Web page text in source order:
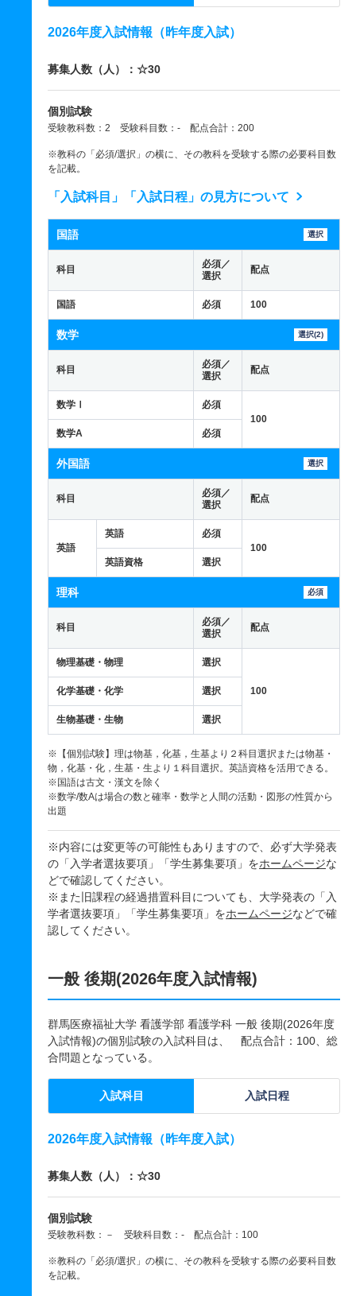
2026年度入試情報（昨年度入試）
募集人数（人）：☆30
個別試験
受験教科数：2 受験科目数：- 配点合計：200
※教科の「必須/選択」の横に、その教科を受験する際の必要科目数
を記載。
「入試科目」「入試日程」の見方について
国語 選択
科目
必須／
選択
配点
国語 必須 100
数学 選択(2)
科目
必須／
選択
配点
数学Ⅰ
必須
100
数学A
必須
外国語 選択
科目
必須／
選択
配点
英語
英語
必須
100
英語資格
選択
理科 必須
科目
必須／
選択
配点
物理基礎・物理 選択
100
化学基礎・化学 選択
生物基礎・生物 選択
※【個別試験】理は物基，化基，生基より２科目選択または物基・
物，化基・化，生基・生より１科目選択。英語資格を活用できる。
※国語は古文・漢文を除く
※数学/数Aは場合の数と確率・数学と人間の活動・図形の性質から
出題
※内容には変更等の可能性もありますので、必ず大学発表
の「入学者選抜要項」「学生募集要項」をホームページな
どで確認してください。
※また旧課程の経過措置科目についても、大学発表の「入
学者選抜要項」「学生募集要項」をホームページなどで確
認してください。
一般 後期(2026年度入試情報)
群馬医療福祉大学 看護学部 看護学科 一般 後期(2026年度
入試情報)の個別試験の入試科目は、 配点合計：100、総
合問題となっている。
入試科目 入試日程
2026年度入試情報（昨年度入試）
募集人数（人）：☆30
個別試験
受験教科数：－ 受験科目数：- 配点合計：100
※教科の「必須/選択」の横に、その教科を受験する際の必要科目数
を記載。